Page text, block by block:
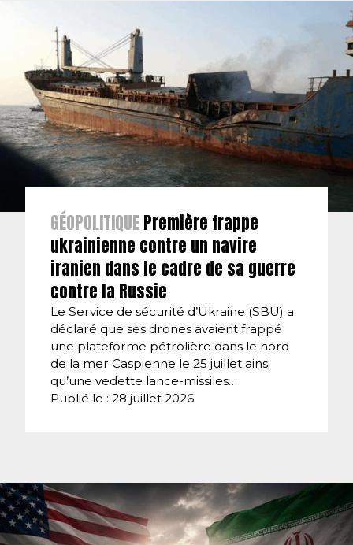
GÉOPOLITIQUEPremière frappe
ukrainienne contre un navire
iranien dans le cadre de sa guerre
contre la Russie
Le Service de sécurité d’Ukraine (SBU) a
déclaré que ses drones avaient frappé
une plateforme pétrolière dans le nord
de la mer Caspienne le 25 juillet ainsi
qu’une vedette lance-missiles…
Publié le : 28 juillet 2026